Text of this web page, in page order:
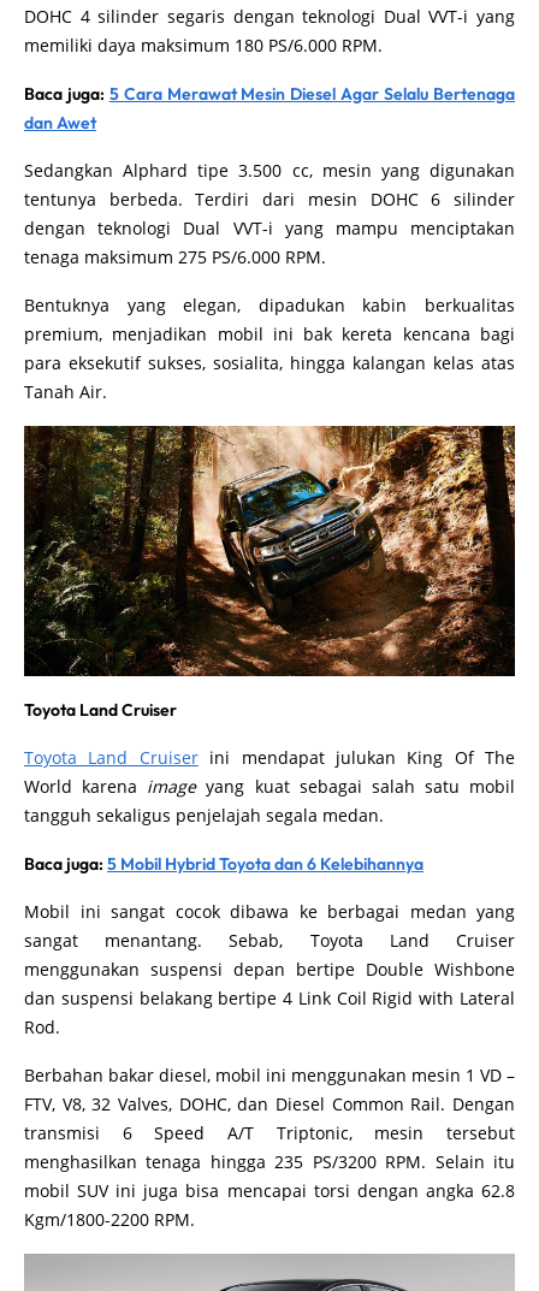
DOHC 4 silinder segaris dengan teknologi Dual VVT-i yang
memiliki daya maksimum 180 PS/6.000 RPM.
Baca juga: 5 Cara Merawat Mesin Diesel Agar Selalu Bertenaga
dan Awet
Sedangkan Alphard tipe 3.500 cc, mesin yang digunakan
tentunya berbeda. Terdiri dari mesin DOHC 6 silinder
dengan teknologi Dual VVT-i yang mampu menciptakan
tenaga maksimum 275 PS/6.000 RPM.
Bentuknya yang elegan, dipadukan kabin berkualitas
premium, menjadikan mobil ini bak kereta kencana bagi
para eksekutif sukses, sosialita, hingga kalangan kelas atas
Tanah Air.
Toyota Land Cruiser
Toyota Land Cruiserini mendapat julukan King Of The
World karena imageyang kuat sebagai salah satu mobil
tangguh sekaligus penjelajah segala medan.
Baca juga: 5 Mobil Hybrid Toyota dan 6 Kelebihannya
Mobil ini sangat cocok dibawa ke berbagai medan yang
sangat menantang. Sebab, Toyota Land Cruiser
menggunakan suspensi depan bertipe Double Wishbone
dan suspensi belakang bertipe 4 Link Coil Rigid with Lateral
Rod.
Berbahan bakar diesel, mobil ini menggunakan mesin 1 VD –
FTV, V8, 32 Valves, DOHC, dan Diesel Common Rail. Dengan
transmisi 6 Speed A/T Triptonic, mesin tersebut
menghasilkan tenaga hingga 235 PS/3200 RPM. Selain itu
mobil SUV ini juga bisa mencapai torsi dengan angka 62.8
Kgm/1800-2200 RPM.